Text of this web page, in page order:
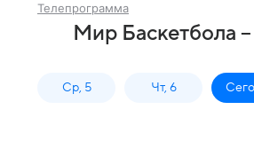
Телепрограмма
Мир Баскетбола
Ср, 5 Чт, 6